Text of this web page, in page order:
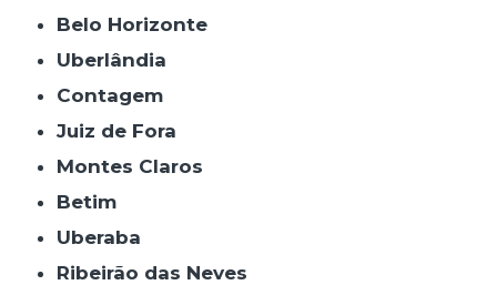
Belo Horizonte
Uberlândia
Contagem
Juiz de Fora
Montes Claros
Betim
Uberaba
Ribeirão das Neves